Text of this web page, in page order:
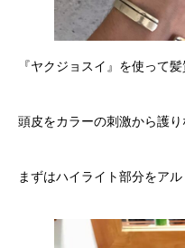
『ヤクジョスイ』を使って
頭皮をカラーの刺激から護
まずはハイライト部分をア